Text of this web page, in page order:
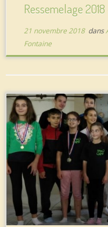
Ressemelage
21 novembre 2018dans
Fontaine